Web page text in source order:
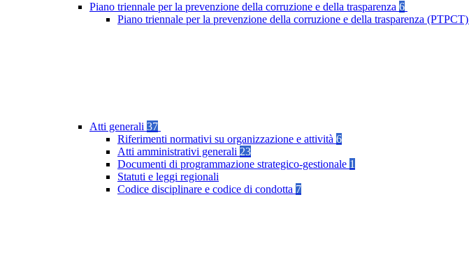
Piano triennale per la prevenzione della corruzione e della trasparenza 6
Piano triennale per la prevenzione della corruzione e della trasparenza (PTPCT)
Atti generali 37
Riferimenti normativi su organizzazione e attività 6
Atti amministrativi generali 23
Documenti di programmazione strategico-gestionale 1
Statuti e leggi regionali
Codice disciplinare e codice di condotta 7